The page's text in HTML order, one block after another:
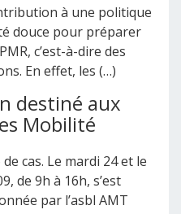
à une politique
douce pour préparer
c’est-à-dire des
En effet, les (…)
destiné aux
Mobilité
cas. Le mardi 24 et le
de 9h à 16h, s’est
par l’asbl AMT